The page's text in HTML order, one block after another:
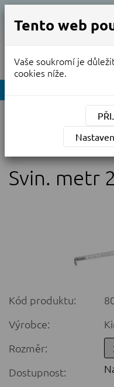
Prodej nových
Svin. metr 2m; 3m; 5m
Svin. metr
Kód produktu:
Výrobce:
Rozměr:
Dostupnost:
Tento web
Vaše soukromí je
cookies níže.